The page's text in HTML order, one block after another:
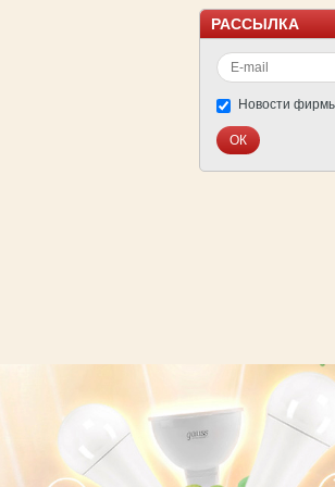
РАССЫЛКА
Новости